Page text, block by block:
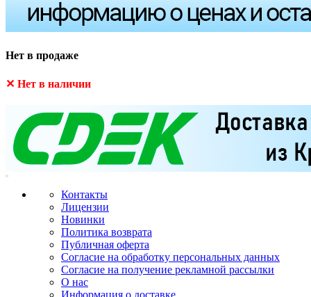
Нет в продаже
✕ Нет в наличии
Контакты
Лицензии
Новинки
Политика возврата
Публичная оферта
Согласие на обработку персональных данных
Согласие на получение рекламной рассылки
О нас
Информация о доставке